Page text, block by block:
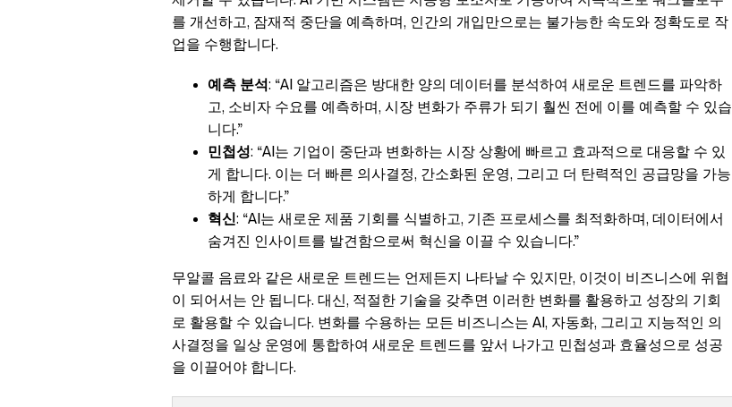
를 개선하고, 잠재적 중단을 예측하며, 인간의 개입만으로는 불가능한 속도와 정확도로 작
업을 수행합니다.
예측 분석: “AI 알고리즘은 방대한 양의 데이터를 분석하여 새로운 트렌드를 파악하
고, 소비자 수요를 예측하며, 시장 변화가 주류가 되기 훨씬 전에 이를 예측할 수 있습
니다.”
민첩성: “AI는 기업이 중단과 변화하는 시장 상황에 빠르고 효과적으로 대응할 수 있
게 합니다. 이는 더 빠른 의사결정, 간소화된 운영, 그리고 더 탄력적인 공급망을 가능
하게 합니다.”
혁신: “AI는 새로운 제품 기회를 식별하고, 기존 프로세스를 최적화하며, 데이터에서
숨겨진 인사이트를 발견함으로써 혁신을 이끌 수 있습니다.”
무알콜 음료와 같은 새로운 트렌드는 언제든지 나타날 수 있지만, 이것이 비즈니스에 위협
이 되어서는 안 됩니다. 대신, 적절한 기술을 갖추면 이러한 변화를 활용하고 성장의 기회
로 활용할 수 있습니다. 변화를 수용하는 모든 비즈니스는 AI, 자동화, 그리고 지능적인 의
사결정을 일상 운영에 통합하여 새로운 트렌드를 앞서 나가고 민첩성과 효율성으로 성공
을 이끌어야 합니다.